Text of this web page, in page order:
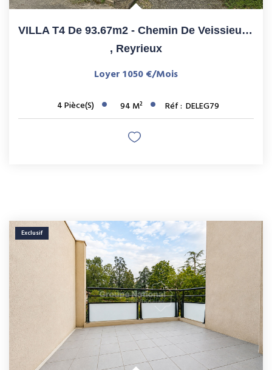
VILLA T4 De 93.67m2 - Chemin De Veissieux Le Haut REYRIEUX
, Reyrieux
Loyer 1 050 €/mois
4Pièce(s) 94 M² Réf : DELEG79
Exclusif